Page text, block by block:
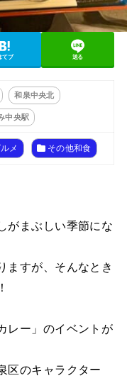
てブ 送る
和泉中央北
中央駅
メ その他和食
がまぶしい季節にな
ますが、そんなとき
レー」のイベントが
区のキャラクター